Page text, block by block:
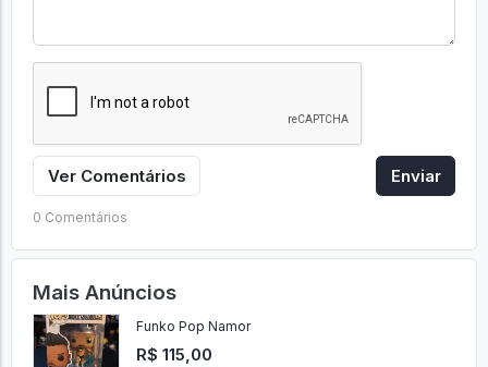
Ver Comentários Enviar
0 Comentários
Mais Anúncios
Funko Pop Namor
R$ 115,00